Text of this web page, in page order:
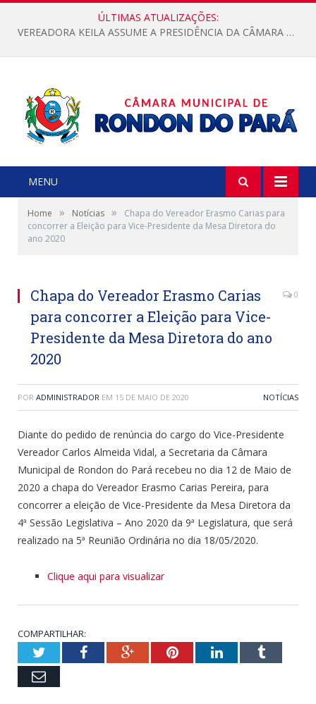
ÚLTIMAS ATUALIZAÇÕES:
VEREADORA KEILA ASSUME A PRESIDÊNCIA DA CÂMARA MUNICIPAL.
MENU
Home » Notícias »
Chapa do Vereador Erasmo Carias para
concorrer a Eleição para Vice-Presidente da Mesa Diretora do
ano 2020
Chapa do Vereador Erasmo Carias
para concorrer a Eleição para Vice-
Presidente da Mesa Diretora do ano
2020
0
POR ADMINISTRADOR EM 15 DE MAIO DE 2020 NOTÍCIAS
Diante do pedido de renúncia do cargo do Vice-Presidente
Vereador Carlos Almeida Vidal, a Secretaria da Câmara
Municipal de Rondon do Pará recebeu no dia 12 de Maio de
2020 a chapa do Vereador Erasmo Carias Pereira, para
concorrer a eleição de Vice-Presidente da Mesa Diretora da
4ª Sessão Legislativa – Ano 2020 da 9ª Legislatura, que será
realizado na 5ª Reunião Ordinária no dia 18/05/2020.
Clique aqui para visualizar
COMPARTILHAR:
TwitterFacebookGoogle+PinterestLinkedInTumblr
Email